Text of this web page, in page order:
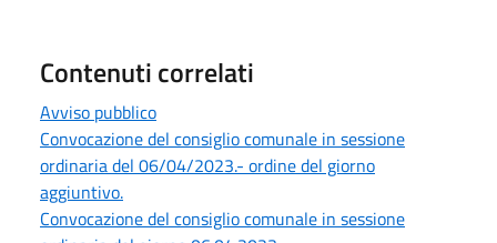
Contenuti correlati
Avviso pubblico
Convocazione del consiglio comunale in sessione
ordinaria del 06/04/2023.- ordine del giorno
aggiuntivo.
Convocazione del consiglio comunale in sessione